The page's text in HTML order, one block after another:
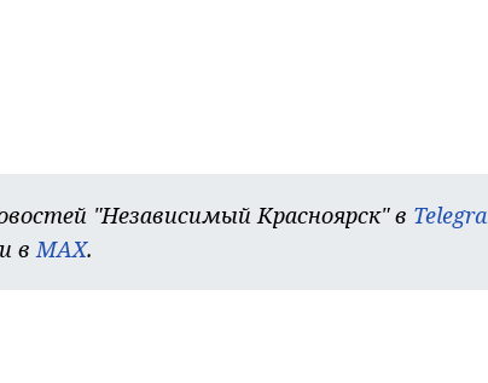
"Независимый Красноярск" в
и в MAX.